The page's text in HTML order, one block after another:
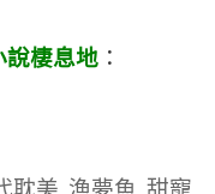
說棲息地 ：
耽美 漁夢魚 甜寵